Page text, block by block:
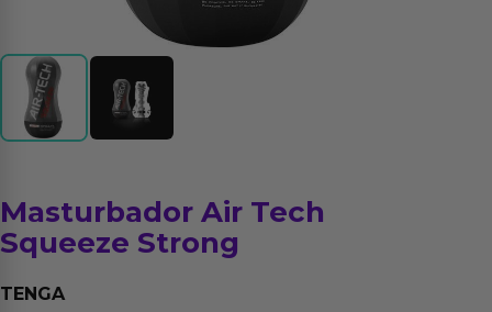
Masturbador Air Tech
Squeeze Strong
TENGA